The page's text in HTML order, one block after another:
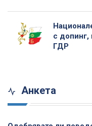
с допинг,
ГДР
Анкета